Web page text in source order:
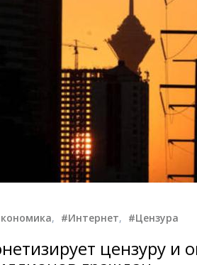
, #Интернет, #Цензура
цензуру и